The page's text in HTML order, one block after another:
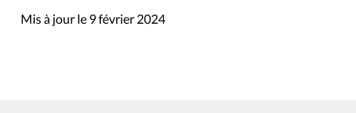
Mis à jour le 9 février 2024